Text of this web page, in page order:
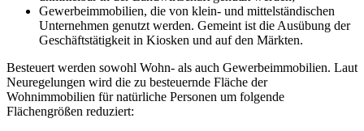
Gewerbeimmobilien, die von klein- und mittelständischen
Unternehmen genutzt werden. Gemeint ist die Ausübung der
Geschäftstätigkeit in Kiosken und auf den Märkten.
Besteuert werden sowohl Wohn- als auch Gewerbeimmobilien. Laut
Neuregelungen wird die zu besteuernde Fläche der
Wohnimmobilien für natürliche Personen um folgende
Flächengrößen reduziert: